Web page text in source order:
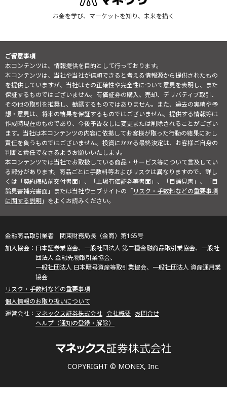
お金を学び、マーケットを知り、未来を描く
ご留意事項
本コンテンツは、情報提供を目的として行っております。
本コンテンツは、当社や当社が信頼できると考える情報源から提供されたもの
を提供していますが、当社はその正確性や完全性について意見を表明し、また
保証するものではございません。有価証券の購入、売却、デリバティブ取引、
その他の取引を推奨し、勧誘するものではありません。また、過去の実績や予
想・意見は、将来の結果を保証するものではございません。提供する情報等は
作成時現在のものであり、今後予告なしに変更または削除されることがござい
ます。当社は本コンテンツの内容に依拠してお客様が取った行動の結果に対し
責任を負うものではございません。投資にかかる最終決定は、お客様ご自身の
判断と責任でなさるようお願いいたします。
本コンテンツでは当社でお取扱している商品・サービス等について言及してい
る部分があります。商品ごとに手数料等およびリスクは異なりますので、詳し
くは「契約締結前交付書面」、「上場有価証券等書面」、「目論見書」、「目
論見書補完書面」または当社ウェブサイトの「リスク・手数料などの重要事項
に関する説明」をよくお読みください。
COPYRIGHT © MONEX, Inc.
金融商品取引業者 関東財務局長（金商）第165号
日本証券業協会、一般社団法人 第二種金融商品取引業協会、一般社
団法人 金融先物取引業協会、
一般社団法人 日本暗号資産等取引業協会、一般社団法人 資産運用業
協会
リスク・手数料などの重要事項
個人情報のお取り扱いについて
マネックス証券株式会社 会社概要 お問合せ
ヘルプ（通知の登録・解除）